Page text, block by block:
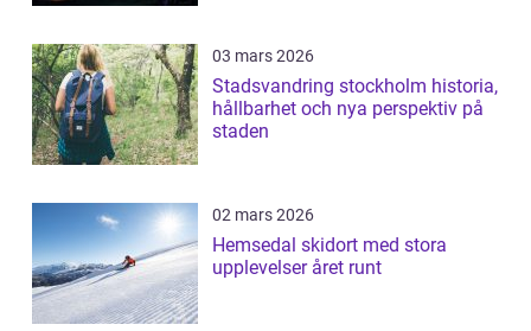
03 mars 2026
Stadsvandring stockholm historia,
hållbarhet och nya perspektiv på
staden
02 mars 2026
Hemsedal skidort med stora
upplevelser året runt